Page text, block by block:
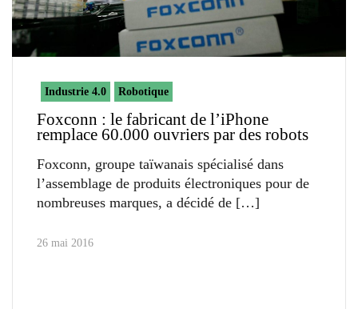
Industrie 4.0 Robotique
Foxconn : le fabricant de l’iPhone
remplace 60.000 ouvriers par des robots
Foxconn, groupe taïwanais spécialisé dans
l’assemblage de produits électroniques pour de
nombreuses marques, a décidé de
26 mai 2016